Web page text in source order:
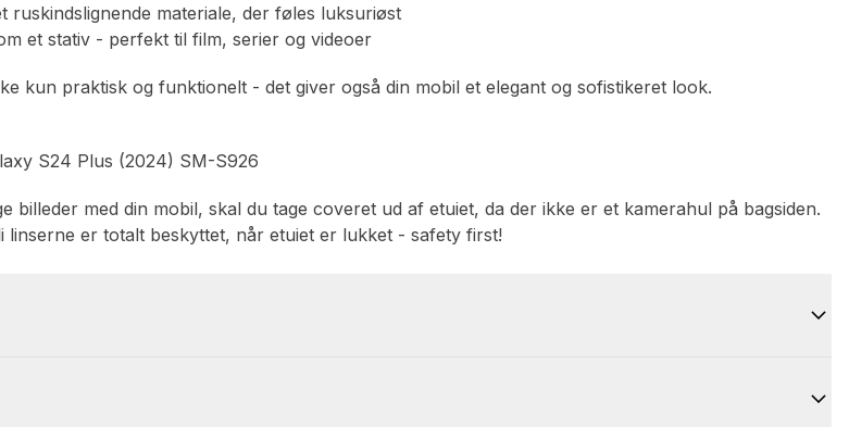
ruskindslignende materiale, der føles luksuriøst
et stativ - perfekt til film, serier og videoer
kun praktisk og funktionelt - det giver også din mobil et elegant og sofistikeret look.
S24 Plus (2024) SM-S926
billeder med din mobil, skal du tage coveret ud af etuiet, da der ikke er et kamerahul på bagsiden.
linserne er totalt beskyttet, når etuiet er lukket - safety first!